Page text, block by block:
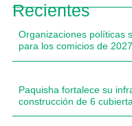
Recientes
Organizaciones políticas
para los comicios de 2027
Paquisha fortalece su
construcción de 6